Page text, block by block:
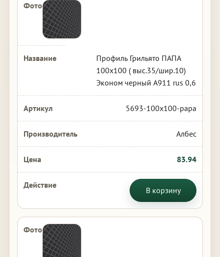
Профиль Грильято ПАПА
100х100 ( выс.35/шир.10)
Эконом черный А911 rus 0,6
5693-100x100-papa
Албес
83.94
В корзину